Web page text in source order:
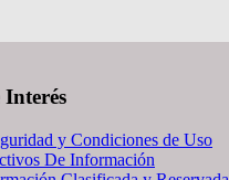
Interés
y Condiciones de Uso
De Información